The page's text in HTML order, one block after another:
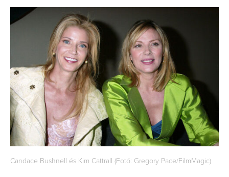
Candace Bushnell és Kim Cattrall (Fotó: Gregory Pace/FilmMagic)